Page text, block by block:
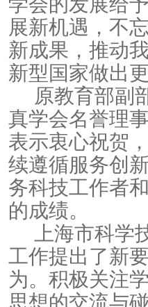
展新机遇，不
新成果，推动
新型国家做出
原教育部副
真学会名誉理
表示衷心祝贺
续遵循服务创
务科技工作者
的成绩。
上海市科
工作提出了新
为。积极关注
思想的交流与